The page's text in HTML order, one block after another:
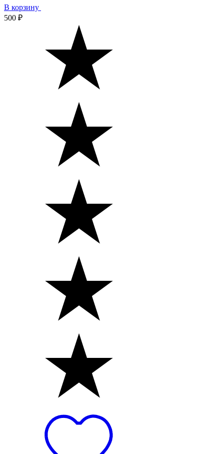
В корзину
500 ₽